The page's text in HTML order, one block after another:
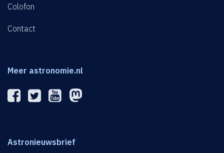
Colofon
Contact
Meer astronomie.nl
Astronieuwsbrief